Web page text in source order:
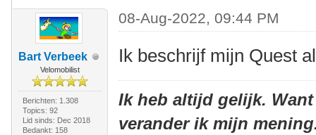
Bart Verbeek
Velomobilist
Berichten: 1.308
Topics: 92
Lid sinds: Dec 2018
Bedankt: 158
08-Aug-2022, 09:44 PM
Ik beschrijf mijn Quest
Ik heb altijd gelijk.
verander ik mijn